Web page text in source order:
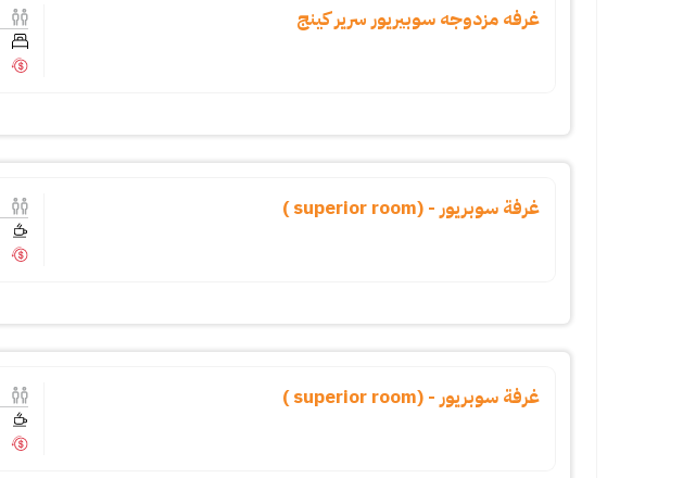
غرفه مزدوجه سوبيريور سرير كينج
غرفة سوبريور - (superior room )
غرفة سوبريور - (superior room )